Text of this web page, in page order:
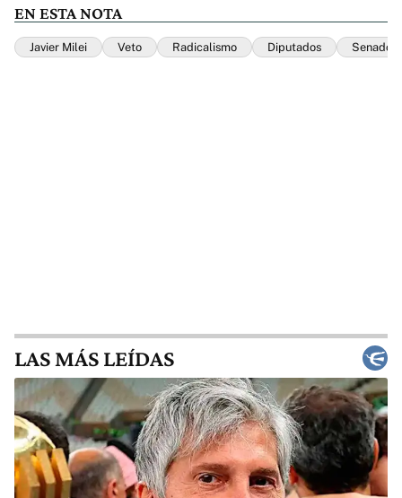
EN ESTA NOTA
Javier Milei Veto Radicalismo Diputados Senado
LAS MÁS LEÍDAS